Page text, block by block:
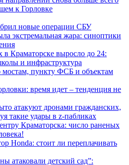
к Горловке
новые операции СБУ
экстремальная жара: синоптики
в Краматорске выросло до 24:
и инфраструктура
пункту ФСБ и объектам
время идет – тенденция не
атакуют дронами гражданских,
такие удары в z-пабликах
Краматорска: число раненых
Honda: стоит ли переплачивать
атаковали детский сад”: